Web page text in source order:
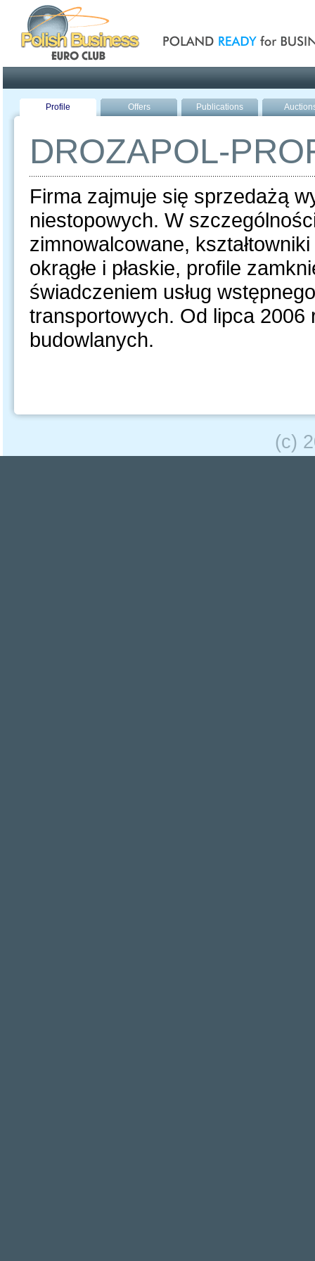
Profile Offers Publications
DROZAPOL-
Firma zajmuje się sprzedażą
niestopowych. W
zimnowalcowane,
okrągłe i płaskie, profile
świadczeniem usług
transportowych. Od lipca
budowlanych.
(c)